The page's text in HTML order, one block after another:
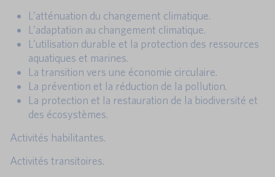
L’atténuation du changement climatique.
L’adaptation au changement climatique.
L’utilisation durable et la protection des ressources
aquatiques et marines.
La transition vers une économie circulaire.
La prévention et la réduction de la pollution.
La protection et la restauration de la biodiversité et
des écosystèmes.
Activités habilitantes.
Activités transitoires.